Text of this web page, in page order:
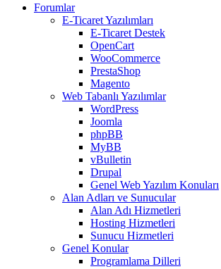
Forumlar
E-Ticaret Yazılımları
E-Ticaret Destek
OpenCart
WooCommerce
PrestaShop
Magento
Web Tabanlı Yazılımlar
WordPress
Joomla
phpBB
MyBB
vBulletin
Drupal
Genel Web Yazılım Konuları
Alan Adları ve Sunucular
Alan Adı Hizmetleri
Hosting Hizmetleri
Sunucu Hizmetleri
Genel Konular
Programlama Dilleri